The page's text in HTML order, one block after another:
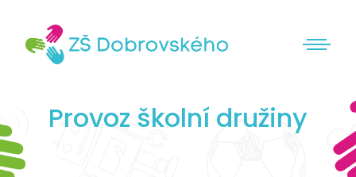
Provoz školní družiny